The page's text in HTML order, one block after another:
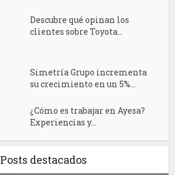
Descubre qué opinan los
clientes sobre Toyota...
Simetría Grupo incrementa
su crecimiento en un 5%...
¿Cómo es trabajar en Ayesa?
Experiencias y...
Posts destacados